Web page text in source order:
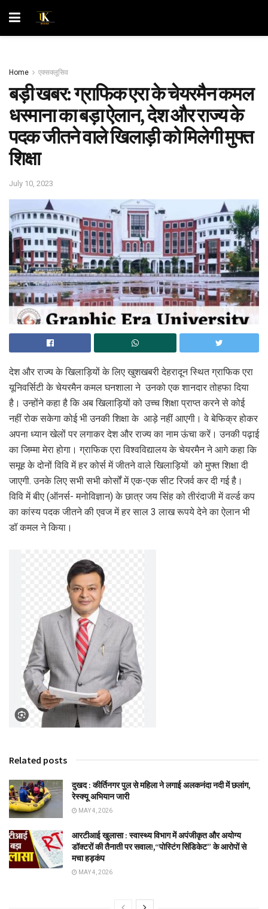
Home एक्सक्लूसिव
बड़ी खबर: ग्राफिक एरा के चेयरमैन कमल
धस्माना का बड़ा ऐलान, देश और राज्य के
पदक जीतने वाले खिलाड़ी को मिलेगी मुफ्त
शिक्षा
July 10, 2023
देश और राज्य के खिलाड़ियों के लिए खुशखबरी देहरादून स्थित ग्राफिक एरा
यूनिवर्सिटी के चेयरमैन कमल घनशाला ने उनको एक शानदार तोहफा दिया
है। उन्होंने कहा है कि अब खिलाड़ियों को उच्च शिक्षा प्राप्त करने से कोई
नहीं रोक सकेगा कोई भी उनकी शिक्षा के आड़े नहीं आएगी। वे बेफिक्र होकर
अपना ध्यान खेलों पर लगाकर देश और राज्य का नाम ऊंचा करें। उनकी पढ़ाई
का जिम्मा मेरा होगा। ग्राफिक एरा विश्वविद्यालय के चेयरमैन ने आगे कहा कि
समूह के दोनों विवि में हर कोर्स में जीतने वाले खिलाड़ियों को मुफ्त शिक्षा दी
जाएगी. उनके लिए सभी सभी कोर्सों में एक-एक सीट रिजर्व कर दी गई है।
विवि में बीए (ऑनर्स- मनोविज्ञान) के छात्र जय सिंह को तीरंदाजी में वर्ल्ड कप
का कांस्य पदक जीतने की एवज में हर साल 3 लाख रूपये देने का ऐलान भी
डॉ कमल ने किया।
Related posts
दुखद : कीर्तिनगर पुल से महिला ने लगाई अलकनंदा नदी में छलांग,
रेस्क्यू अभियान जारी
MAY 4, 2026
आरटीआई खुलासा : स्वास्थ्य विभाग में अपंजीकृत और अयोग्य
डॉक्टरों की तैनाती पर सवाल!,“पोस्टिंग सिंडिकेट” के आरोपों से
मचा हड़कंप
MAY 4, 2026